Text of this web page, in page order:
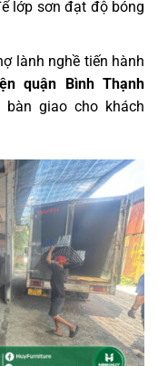
lớp sơn đạt độ bóng
lành nghề tiến hành
quận Bình Thạnh
giao cho khách